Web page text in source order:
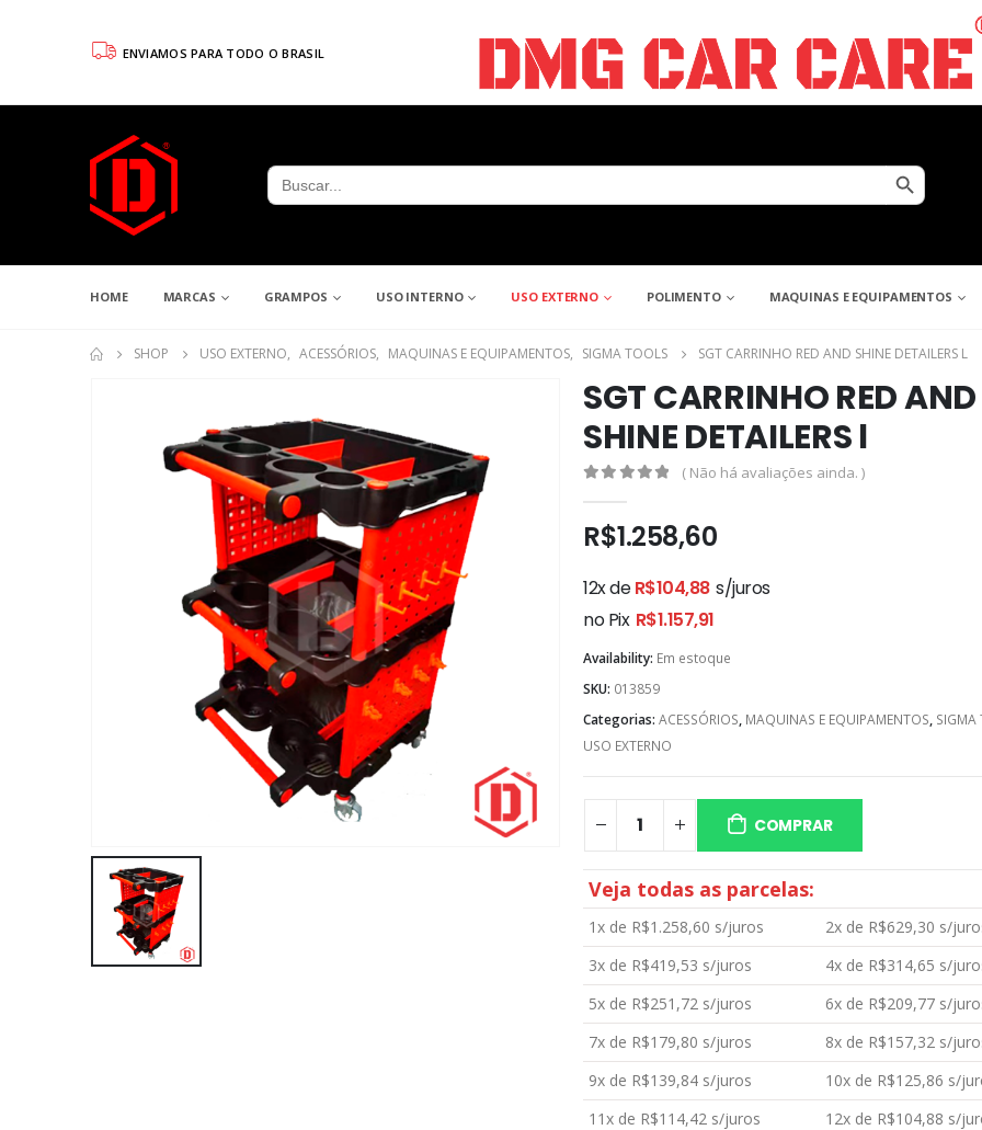
ENVIAMOS PARA TODO O BRASIL
Search
for:
Search Button
HOME MARCAS GRAMPOS USO INTERNO USO EXTERNO POLIMENTO MAQUINAS E EQUIPAMENTOS
SHOP USO EXTERNO, ACESSÓRIOS, MAQUINAS E EQUIPAMENTOS, SIGMA TOOLS SGT CARRINHO RED AND SHINE DETAILERS L
SGT CARRINHO RED AND
SHINE DETAILERS l
( Não há avaliações ainda. )
R$1.258,60
12x deR$104,88 s/juros
no Pix R$1.157,91
Availability: Em estoque
SKU: 013859
Categorias: ACESSÓRIOS, MAQUINAS E EQUIPAMENTOS, SIGMA
USO EXTERNO
COMPRAR
Veja todas as parcelas:
1x de R$1.258,60 s/juros 2x de R$629,30 s/
3x de R$419,53 s/juros 4x de R$314,65 s/
5x de R$251,72 s/juros 6x de R$209,77 s/
7x de R$179,80 s/juros 8x de R$157,32 s/
9x de R$139,84 s/juros 10x de R$125,86 s/
11x de R$114,42 s/juros 12x de R$104,88 s/
Aromatizante Tênis Areon Fresh Wave New Car / Carro Novo
R$29,99 R$29,99